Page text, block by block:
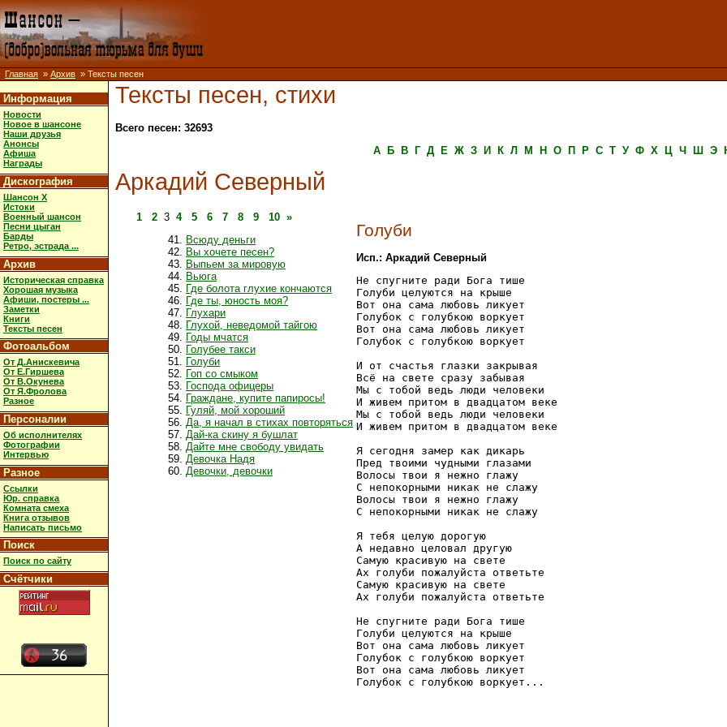
Главная » Архив » Тексты песен
Информация
Новости
Новое в шансоне
Наши друзья
Анонсы
Афиша
Награды
Дискография
Шансон X
Истоки
Военный шансон
Песни цыган
Барды
Ретро, эстрада ...
Архив
Историческая справка
Хорошая музыка
Афиши, постеры ...
Заметки
Книги
Тексты песен
Фотоальбом
От Д.Анискевича
От Е.Гиршева
От В.Окунева
От Я.Фролова
Разное
Персоналии
Об исполнителях
Фотографии
Интервью
Разное
Ссылки
Юр. справка
Комната смеха
Книга отзывов
Написать письмо
Поиск
Поиск по сайту
Счётчики
Тексты песен, стихи
Всего песен: 32693
А
Б В Г Д Е Ж З И К Л М Н О П Р С Т У Ф Х Ц Ч Ш Э
Аркадий Северный
1 2 3 4 5 6 7 8 9 10 »
Всюду деньги
Вы хочете песен?
Выпьем за мировую
Вьюга
Где болота глухие кончаются
Где ты, юность моя?
Глухари
Глухой, неведомой тайгою
Годы мчатся
Голубее такси
Голуби
Гоп со смыком
Господа офицеры
Граждане, купите папиросы!
Гуляй, мой хороший
Да, я начал в стихах повторяться
Дай-ка скину я бушлат
Дайте мне свободу увидать
Девочка Надя
Девочки, девочки
Голуби
Исп.: Аркадий Северный
Не спугните ради Бога тише
Голуби целуются на крыше
Вот она сама любовь ликует
Голубок с голубкою воркует
Вот она сама любовь ликует
Голубок с голубкою воркует
И от счастья глазки закрывая
Всё на свете сразу забывая
Мы с тобой ведь люди человеки
И живем притом в двадцатом веке
Мы с тобой ведь люди человеки
И живем притом в двадцатом веке
Я сегодня замер как дикарь
Пред твоими чудными глазами
Волосы твои я нежно глажу
С непокорными никак не слажу
Волосы твои я нежно глажу
С непокорными никак не слажу
Я тебя целую дорогую
А недавно целовал другую
Самую красивую на свете
Ах голуби пожалуйста ответьте
Самую красивую на свете
Ах голуби пожалуйста ответьте
Не спугните ради Бога тише
Голуби целуются на крыше
Вот она сама любовь ликует
Голубок с голубкою воркует
Вот она сама любовь ликует
Голубок с голубкою воркует...